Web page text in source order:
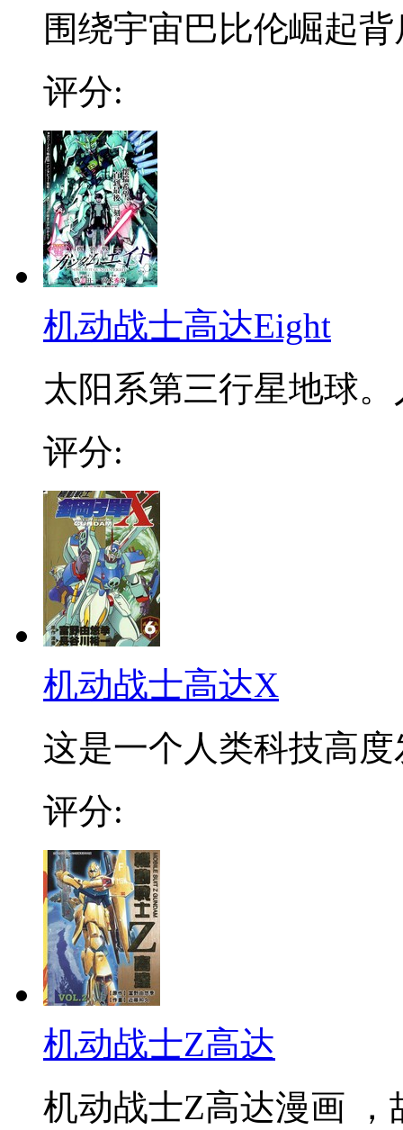
围绕宇宙巴比伦崛起
评分:
机动战士高达Eight
太阳系第三行星地球
评分:
机动战士高达X
这是一个人类科技高
评分:
机动战士Z高达
机动战士Z高达漫画